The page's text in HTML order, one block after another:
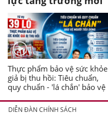
Thực phẩm bảo vệ sức khỏe
giả bị thu hồi: Tiêu chuẩn,
quy chuẩn - 'lá chắn' bảo vệ
DIỄN ĐÀN CHÍNH SÁCH